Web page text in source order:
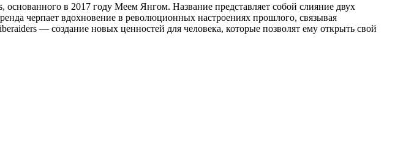
основанного в 2017 году Меем Янгом. Название представляет собой слияние двух
черпает вдохновение в революционных настроениях прошлого, связывая
— создание новых ценностей для человека, которые позволят ему открыть свой